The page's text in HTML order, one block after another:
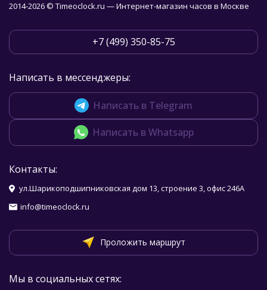
2014-2026 © Timeoclock.ru — Интернет-магазин часов в Москве
+7 (499) 350-85-75
Написать в мессенджеры:
Написать в Telegram
Написать в Whatsapp
Контакты:
ул.Шарикоподшипниковская дом 13, строение 3, офис 246А
info@timeoclock.ru
Проложить маршрут
Мы в социальных сетях: